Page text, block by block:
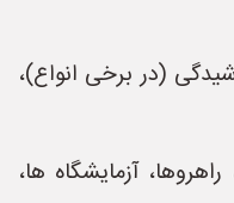
(در برخی انواع)،
آزمایشگاه ها،